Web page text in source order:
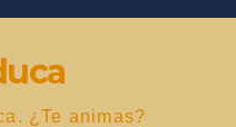
¿Te animas?